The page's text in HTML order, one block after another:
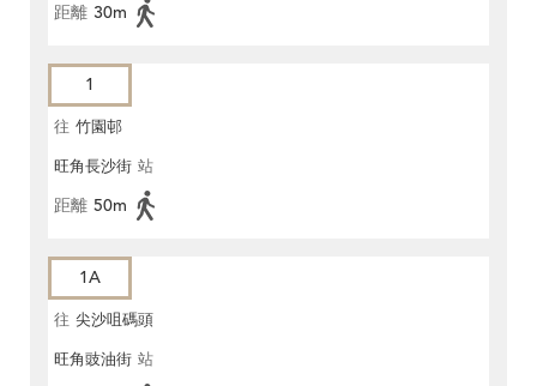
距離 30m
1
往 竹園邨
旺角長沙街 站
距離 50m
1A
往 尖沙咀碼頭
旺角豉油街 站